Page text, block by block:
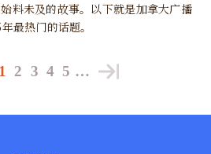
料未及的故事。以下就是加拿大广播
最热门的话题。
1 2 3 4 5 …